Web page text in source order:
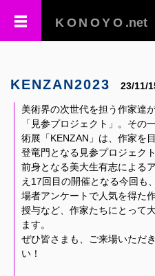
KONOYO .net
KENZAN2023 23/11/
美術界の次世代を担う作家達
「見参プロジェクト」。その
術展「KENZAN」は、作家を
登竜門となる見参プロジェク
前身となる美大生有志による
え17回目の開催となる今回も
場者アンケートで人気を得た
授与など、作家たちにとって
ます。
ぜひ皆さまも、ご来場いただ
い！